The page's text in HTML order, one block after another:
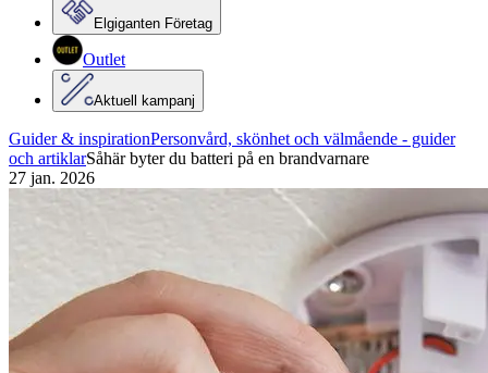
Elgiganten Företag
Outlet
Aktuell kampanj
Guider & inspirationPersonvård, skönhet och välmående - guider
och artiklarSåhär byter du batteri på en brandvarnare
27 jan. 2026